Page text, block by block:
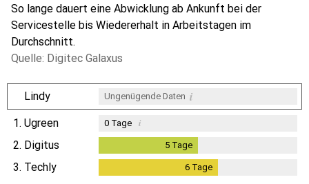
So lange dauert eine Abwicklung ab Ankunft bei der
Servicestelle bis Wiedererhalt in Arbeitstagen im
Durchschnitt.
Quelle: Digitec Galaxus
Lindy Ungenügende Daten i
1. Ugreen 0Tage i
2. Digitus 5Tage
3. Techly 6Tage